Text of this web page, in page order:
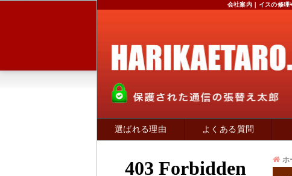
会社案内｜イスの修理
選ばれる理由 よくある質問
ホ